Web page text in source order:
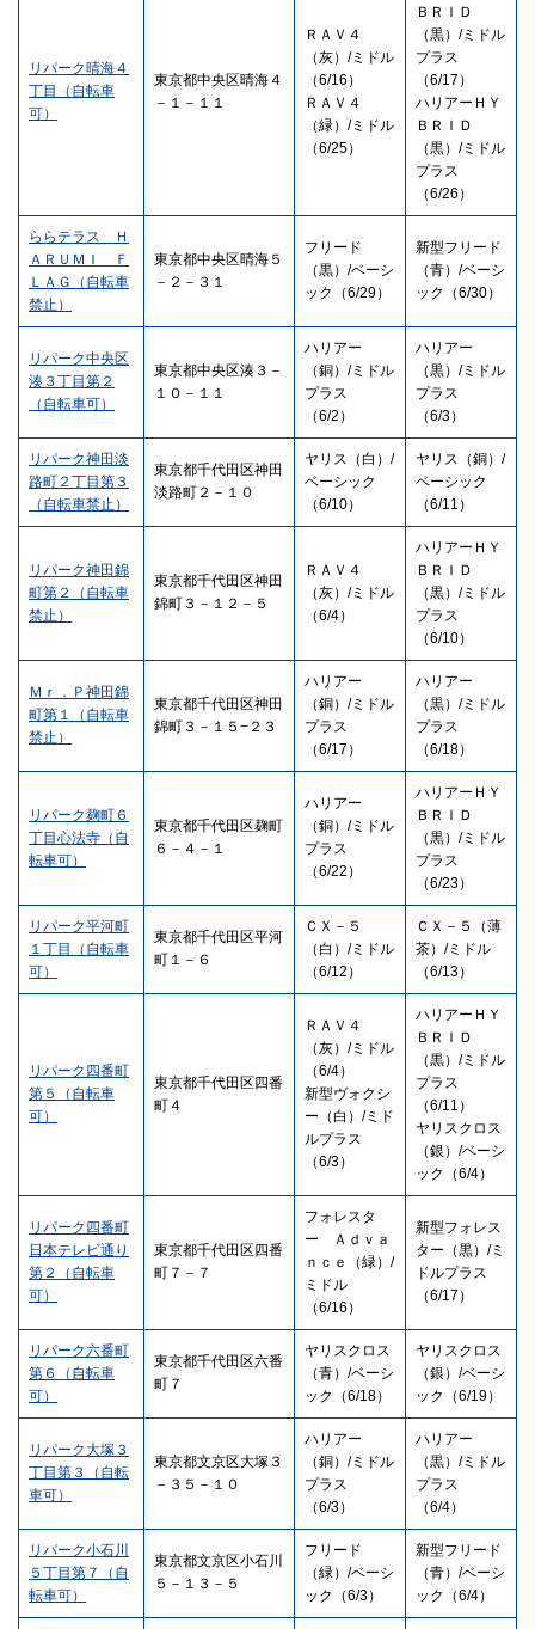
リパーク晴海４
丁目（自転車
可）
東京都中央区晴海４
－１－１１
ＲＡＶ４
（灰）/ミドル
（6/16）
ＲＡＶ４
（緑）/ミドル
（6/25）
ＢＲＩＤ
（黒）/ミドル
プラス
（6/17）
ハリアーＨＹ
ＢＲＩＤ
（黒）/ミドル
プラス
（6/26）
ららテラス Ｈ
ＡＲＵＭＩ Ｆ
ＬＡＧ（自転車
禁止）
東京都中央区晴海５
－２－３１
フリード
（黒）/ベーシ
ック（6/29）
新型フリード
（青）/ベーシ
ック（6/30）
リパーク中央区
湊３丁目第２
（自転車可）
東京都中央区湊３－
１０－１１
ハリアー
（銅）/ミドル
プラス
（6/2）
ハリアー
（黒）/ミドル
プラス
（6/3）
リパーク神田淡
路町２丁目第３
（自転車禁止）
東京都千代田区神田
淡路町２－１０
ヤリス（白）/
ベーシック
（6/10）
ヤリス（銅）/
ベーシック
（6/11）
リパーク神田錦
町第２（自転車
禁止）
東京都千代田区神田
錦町３－１２－５
ＲＡＶ４
（灰）/ミドル
（6/4）
ハリアーＨＹ
ＢＲＩＤ
（黒）/ミドル
プラス
（6/10）
Ｍｒ．Ｐ神田錦
町第１（自転車
禁止）
東京都千代田区神田
錦町３－１５−２３
ハリアー
（銅）/ミドル
プラス
（6/17）
ハリアー
（黒）/ミドル
プラス
（6/18）
リパーク麹町６
丁目心法寺（自
転車可）
東京都千代田区麹町
６－４－１
ハリアー
（銅）/ミドル
プラス
（6/22）
ハリアーＨＹ
ＢＲＩＤ
（黒）/ミドル
プラス
（6/23）
リパーク平河町
１丁目（自転車
可）
東京都千代田区平河
町１－６
ＣＸ－５
（白）/ミドル
（6/12）
ＣＸ－５（薄
茶）/ミドル
（6/13）
リパーク四番町
第５（自転車
可）
東京都千代田区四番
町４
ＲＡＶ４
（灰）/ミドル
（6/4）
新型ヴォクシ
ー（白）/ミド
ルプラス
（6/3）
ハリアーＨＹ
ＢＲＩＤ
（黒）/ミドル
プラス
（6/11）
ヤリスクロス
（銀）/ベーシ
ック（6/4）
リパーク四番町
日本テレビ通り
第２（自転車
可）
東京都千代田区四番
町７－７
フォレスタ
ー Ａｄｖａ
ｎｃｅ（緑）/
ミドル
（6/16）
新型フォレス
ター（黒）/ミ
ドルプラス
（6/17）
リパーク六番町
第６（自転車
可）
東京都千代田区六番
町７
ヤリスクロス
（青）/ベーシ
ック（6/18）
ヤリスクロス
（銀）/ベーシ
ック（6/19）
リパーク大塚３
丁目第３（自転
車可）
東京都文京区大塚３
－３５－１０
ハリアー
（銅）/ミドル
プラス
（6/3）
ハリアー
（黒）/ミドル
プラス
（6/4）
リパーク小石川
５丁目第７（自
転車可）
東京都文京区小石川
５－１３－５
フリード
（緑）/ベーシ
ック（6/3）
新型フリード
（青）/ベーシ
ック（6/4）